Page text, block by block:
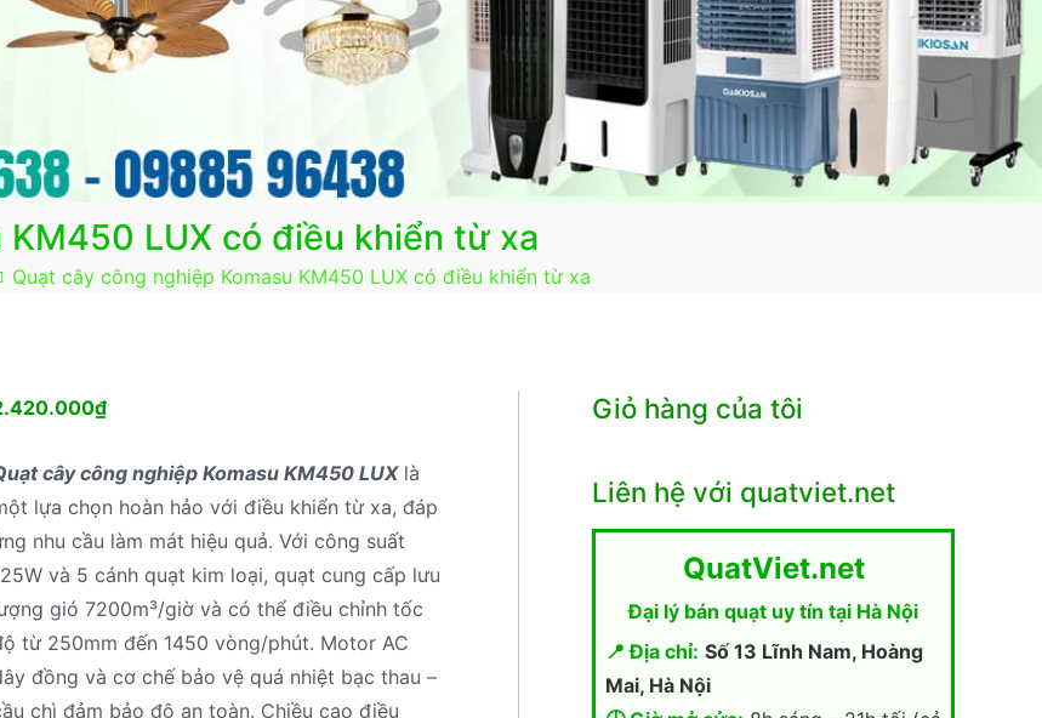
LUX có điều khiển từ xa
Quạt cây công nghiệp Komasu KM450 LUX có điều khiển từ xa
₫
cây công nghiệp Komasu KM450 LUXlà
lựa chọn hoàn hảo với điều khiển từ xa, đáp
nhu cầu làm mát hiệu quả. Với công suất
và 5 cánh quạt kim loại, quạt cung cấp lưu
gió 7200m³/giờ và có thể điều chỉnh tốc
từ 250mm đến 1450 vòng/phút. Motor AC
đồng và cơ chế bảo vệ quá nhiệt bạc thau –
chì đảm bảo độ an toàn. Chiều cao điều
Giỏ hàng của tôi
Liên hệ với quatviet.net
QuatViet.net
Đại lý bán quạt uy tín tại Hà Nội
📍 Địa chỉ: Số 13 Lĩnh Nam, Hoàng
Mai, Hà Nội